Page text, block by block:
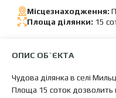
Місцезнаходження:
Площа ділянки: 15
ОПИС ОБ`ЄКТА
Чудова ділянка в селі
Площа 15 соток дозволить